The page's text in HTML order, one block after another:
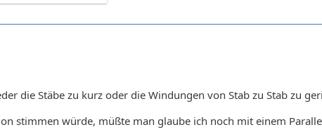
die Stäbe zu kurz oder die Windungen von Stab zu Stab zu
stimmen würde, müßte man glaube ich noch mit einem